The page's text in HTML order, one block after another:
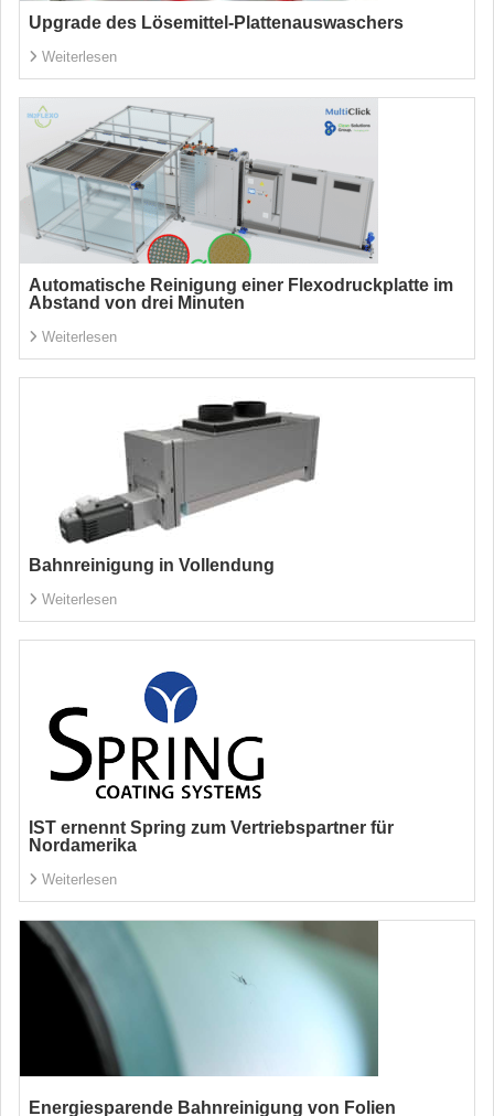
Upgrade des Lösemittel-Plattenauswaschers
Weiterlesen
Automatische Reinigung einer Flexodruckplatte im
Abstand von drei Minuten
Weiterlesen
Bahnreinigung in Vollendung
Weiterlesen
IST ernennt Spring zum Vertriebspartner für
Nordamerika
Weiterlesen
Energiesparende Bahnreinigung von Folien